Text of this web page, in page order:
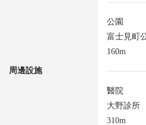
周邊設施
公園
富士見町
160m
醫院
大野診所
310m